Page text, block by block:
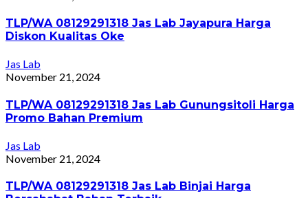
TLP/WA 08129291318 Jas Lab Jayapura Harga
Diskon Kualitas Oke
Jas Lab
November 21, 2024
TLP/WA 08129291318 Jas Lab Gunungsitoli Harga
Promo Bahan Premium
Jas Lab
November 21, 2024
TLP/WA 08129291318 Jas Lab Binjai Harga